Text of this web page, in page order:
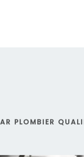
PLOMBIER